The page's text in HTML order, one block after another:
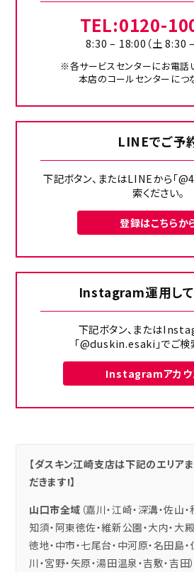
TEL:0120-
8:30 – 18:00（土 8:30 –
※各サービスセンターにお電話
本店のコールセンターにつ
LINEでご予
下記ボタン、またはLINEから「
索ください。
登録はこちらか
Instagram運用して
下記ボタン、または
「@duskin.esaki」でご検
Instagramアカウ
【ダスキン江崎支店は下記のエリア
だきます!】
山口市全域 （嘉川・江崎・深溝・佐山
知須・阿東徳佐・維新公園・大内・大殿
徳地・中市・七尾台・中河原・名田島
川・宮野・矢原・湯田温泉・吉敷・吉田）